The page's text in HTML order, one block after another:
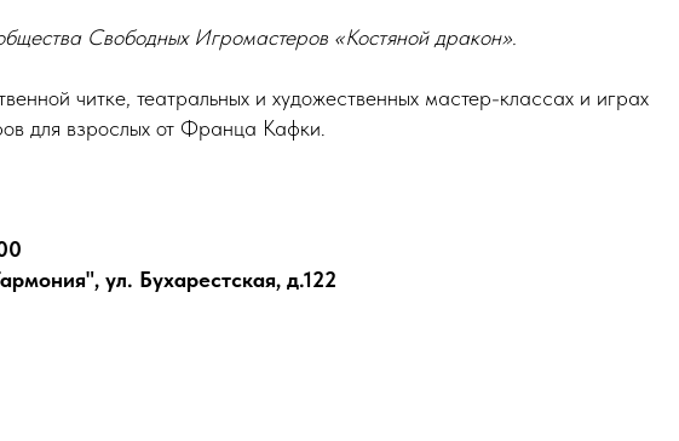
Свободных Игромастеров «Костяной дракон».
читке, театральных и художественных мастер-классах и играх
для взрослых от Франца Кафки.
ул. Бухарестская, д.122